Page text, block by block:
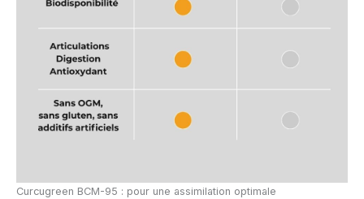
Curcugreen BCM-95 : pour une assimilation optimale